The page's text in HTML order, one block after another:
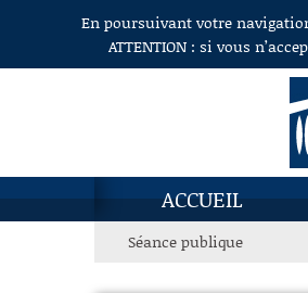
Aller au contenuEn poursuivant votre
ATTENTION : si vous
ACCUEIL
Séance publique